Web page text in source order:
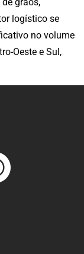
logístico se
no volume
Oeste e Sul,